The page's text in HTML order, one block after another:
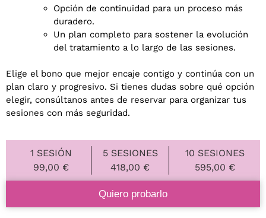
Opción de continuidad para un proceso más
duradero.
Un plan completo para sostener la evolución
del tratamiento a lo largo de las sesiones.
Elige el bono que mejor encaje contigo y continúa con un
plan claro y progresivo. Si tienes dudas sobre qué opción
elegir, consúltanos antes de reservar para organizar tus
sesiones con más seguridad.
1 SESIÓN
99,00 €
5 SESIONES
418,00 €
10 SESIONES
595,00 €
Quiero probarlo